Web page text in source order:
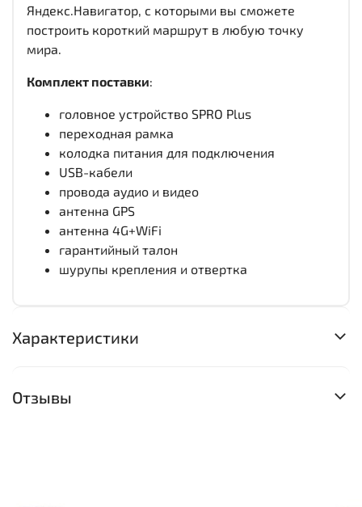
Яндекс.Навигатор, с которыми вы сможете
построить короткий маршрут в любую точку
мира.
Комплект поставки:
головное устройство SPRO Plus
переходная рамка
колодка питания для подключения
USB-кабели
провода аудио и видео
антенна GPS
антенна 4G+WiFi
гарантийный талон
шурупы крепления и отвертка
Характеристики
Отзывы